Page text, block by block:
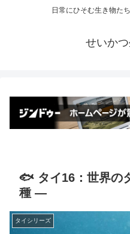
日常にひそむ生き物た
せいか
🐟 タイ16：世界の
種 ―
タイシリーズ